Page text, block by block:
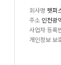
회사명 펫퍼
주소 인천광
사업자 등록
개인정보 보